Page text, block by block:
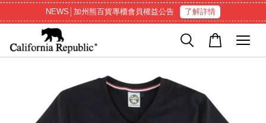
NEWS│加州熊百貨專櫃會員權益公告 了解詳情